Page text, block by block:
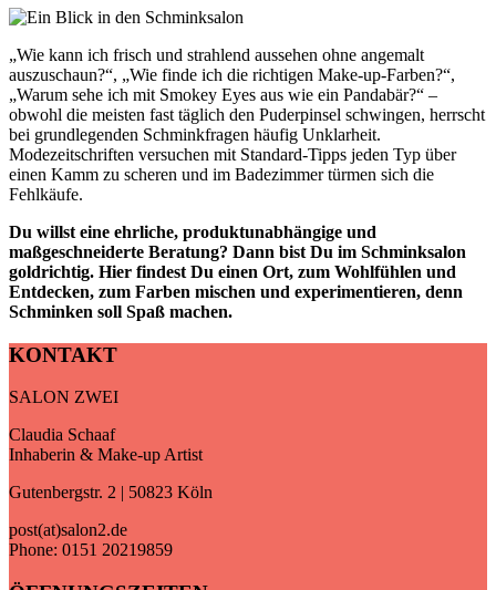
„Wie kann ich frisch und strahlend aussehen ohne angemalt
auszuschaun?“, „Wie finde ich die richtigen Make-up-Farben?“,
„Warum sehe ich mit Smokey Eyes aus wie ein Pandabär?“ –
obwohl die meisten fast täglich den Puderpinsel schwingen, herrscht
bei grundlegenden Schminkfragen häufig Unklarheit.
Modezeitschriften versuchen mit Standard-Tipps jeden Typ über
einen Kamm zu scheren und im Badezimmer türmen sich die
Fehlkäufe.
Du willst eine ehrliche, produktunabhängige und
maßgeschneiderte Beratung? Dann bist Du im Schminksalon
goldrichtig. Hier findest Du einen Ort, zum Wohlfühlen und
Entdecken, zum Farben mischen und experimentieren, denn
Schminken soll Spaß machen.
KONTAKT
SALON ZWEI
Claudia Schaaf
Inhaberin & Make-up Artist
Gutenbergstr. 2 | 50823 Köln
post(at)salon2.de
Phone: 0151 20219859